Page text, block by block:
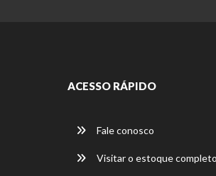
ACESSO RÁPIDO
Fale conosco
Visitar o estoque completo